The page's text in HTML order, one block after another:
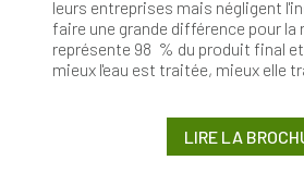
leurs entreprises mais négligent
faire une grande différence pour la
représente 98 % du produit final
mieux l'eau est traitée, mieux elle
LIRE LA